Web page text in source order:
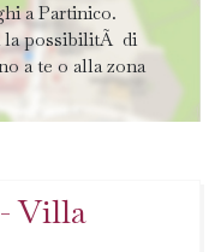
a Partinico.
la possibilitÃ di
a te o alla zona
Villa